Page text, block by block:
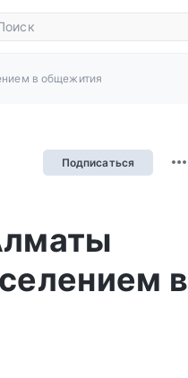
в общежития
Подписаться
в